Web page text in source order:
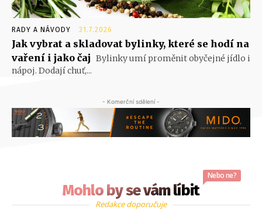
RADY A NÁVODY 31.7.2026
Jak vybrat a skladovat bylinky, které se hodí na
vaření i jako čaj Bylinky umí proměnit obyčejné jídlo i
nápoj. Dodají chuť,...
- Komerční sdělení -
Mohlo by se vám líbit
Nebo ne?
Redakce doporučuje